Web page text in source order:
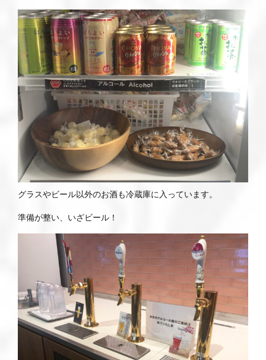
グラスやビール以外のお酒も冷蔵庫に入っています。
準備が整い、いざビール！